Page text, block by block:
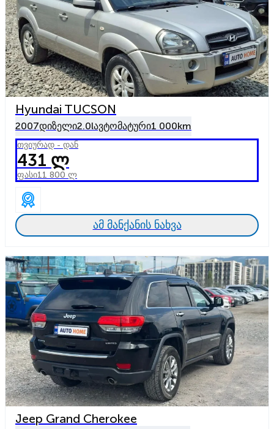
Hyundai TUCSON
2007დიზელი2.0lავტომატური1 000km
თვიურად - დან
431 ლ
ფასი11 800 ლ
ამ მანქანის ნახვა
Jeep Grand Cherokee